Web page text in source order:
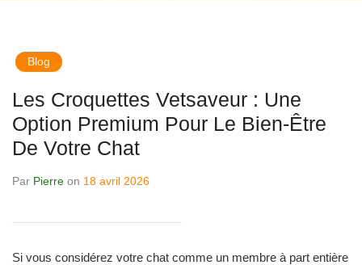
Blog
Les Croquettes Vetsaveur : Une
Option Premium Pour Le Bien-Être
De Votre Chat
Par Pierre on 18 avril 2026
Si vous considérez votre chat comme un membre à part entière